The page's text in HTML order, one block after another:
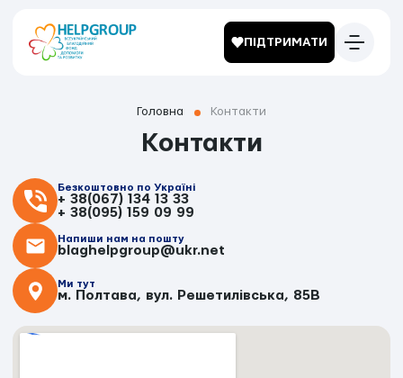
ПІДТРИМАТИ
Головна Контакти
Контакти
Безкоштовно по Україні
+ 38(067) 134 13 33
+ 38(095) 159 09 99
Напиши нам на пошту
blaghelpgroup@ukr.net
Ми тут
м. Полтава, вул. Решетилівська, 85В